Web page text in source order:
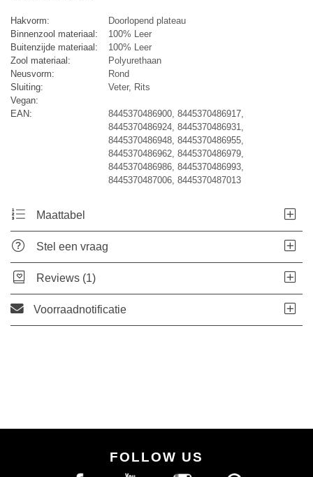
Hakvorm:
Doorlopend plateau
Binnenzool materiaal:
100% Leer
Buitenzijde materiaal:
100% Leer
Zool materiaal:
Polyurethaan
Neusvorm:
Rond
Sluiting:
Veter, Rits
Vegan:
EAN:
8445370486900, 8445370486917,
8445370486924, 8445370486931,
8445370486948, 8445370486955,
8445370486962, 8445370486979,
8445370486986, 8445370486993,
8445370487006, 8445370487013
Maattabel
Stel een vraag
Reviews (1)
Voorraadnotificatie
FOLLOW US